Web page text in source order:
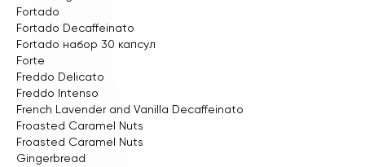
Fortado
Fortado Decaffeinato
Fortado набор 30 капсул
Forte
Freddo Delicato
Freddo Intenso
French Lavender and Vanilla Decaffeinato
Froasted Caramel Nuts
Froasted Caramel Nuts
Gingerbread